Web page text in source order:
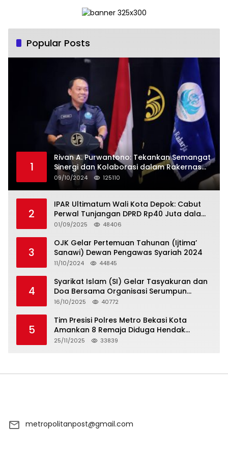
Popular Posts
1
Rivan A. Purwantono: Tekankan Semangat
Sinergi dan Kolaborasi dalam Rakernas
Serikat Pekerja Jasa Raharja
09/10/2024 125110
2
IPAR Ultimatum Wali Kota Depok: Cabut
Perwal Tunjangan DPRD Rp40 Juta dalam
5 Hari atau Hadapi Aksi Rakyat
01/09/2025 48406
3
OJK Gelar Pertemuan Tahunan (Ijtima’
Sanawi) Dewan Pengawas Syariah 2024
11/10/2024 44845
4
Syarikat Islam (SI) Gelar Tasyakuran dan
Doa Bersama Organisasi Serumpun
Syarikat Islam Doa
16/10/2025 40772
5
Tim Presisi Polres Metro Bekasi Kota
Amankan 8 Remaja Diduga Hendak
Tawuran
25/11/2025 33839
metropolitanpost@gmail.com